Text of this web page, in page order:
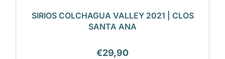
SIRIOS COLCHAGUA VALLEY 2021 | CLOS
SANTA ANA
€29,90